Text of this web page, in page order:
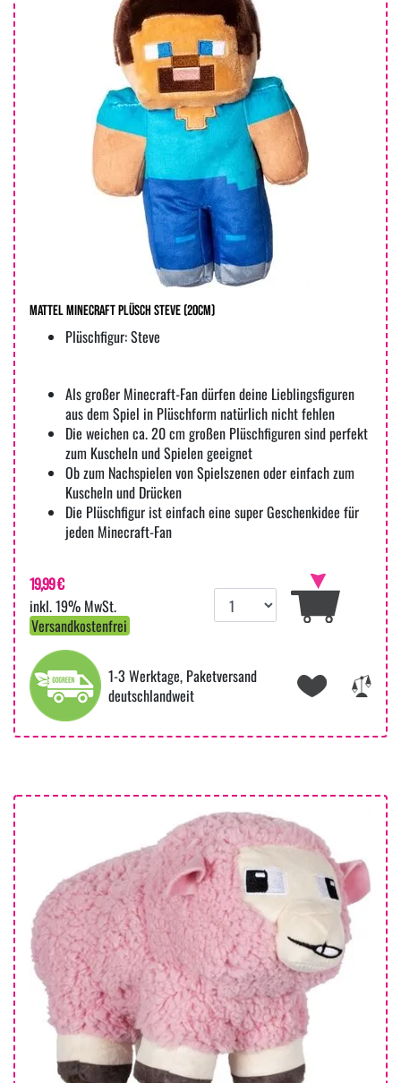
MATTEL Minecraft Plüsch Steve (20cm)
Plüschfigur: Steve
Als großer Minecraft-Fan dürfen deine Lieblingsfiguren
aus dem Spiel in Plüschform natürlich nicht fehlen
Die weichen ca. 20 cm großen Plüschfiguren sind perfekt
zum Kuscheln und Spielen geeignet
Ob zum Nachspielen von Spielszenen oder einfach zum
Kuscheln und Drücken
Die Plüschfigur ist einfach eine super Geschenkidee für
jeden Minecraft-Fan
19,99 €
inkl. 19% MwSt.
Versandkostenfrei
1-3 Werktage, Paketversand
deutschlandweit